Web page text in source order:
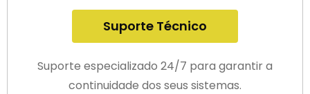
Suporte Técnico
Suporte especializado 24/7 para garantir a
continuidade dos seus sistemas.